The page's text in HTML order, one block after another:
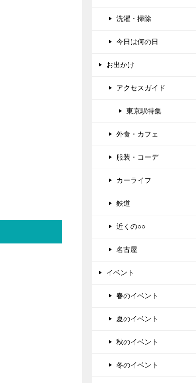
洗濯・掃除
今日は何の日
お出かけ
アクセスガイド
東京駅特集
外食・カフェ
服装・コーデ
カーライフ
鉄道
近くの○○
名古屋
イベント
春のイベント
夏のイベント
秋のイベント
冬のイベント